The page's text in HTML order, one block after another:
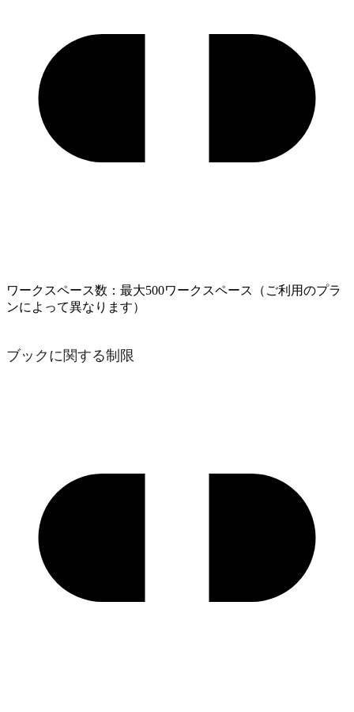
ワークスペース数：最大500ワークスペース（ご利用のプラ
ンによって異なります）
ブックに関する制限